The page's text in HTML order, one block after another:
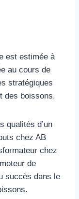
est estimée à
au cours de
stratégiques
des boissons.
qualités d’un
chez AB
chez
de
succès dans le